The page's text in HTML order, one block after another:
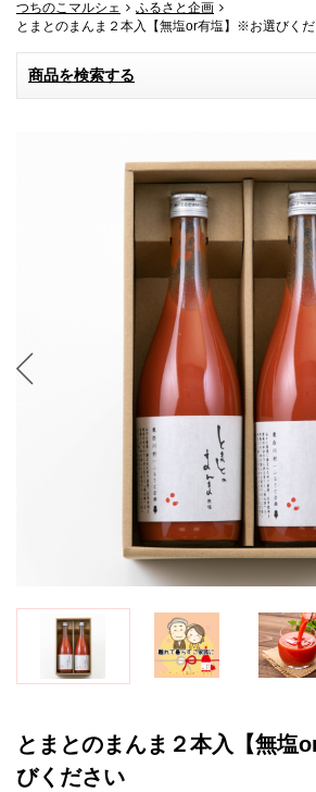
つちのこマルシェ
ふるさと企画
とまとのまんま２本入【無塩or有塩】※お選びく
商品を検索する
とまとのまんま２本入【無塩
びください